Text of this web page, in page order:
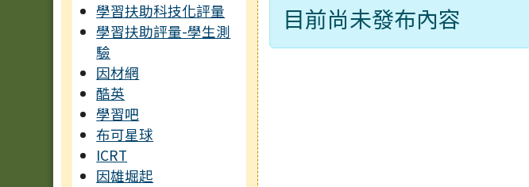
學習扶助科技化評量
學習扶助評量-學生測
驗
因材網
酷英
學習吧
布可星球
ICRT
因雄堀起
目前尚未發布內容